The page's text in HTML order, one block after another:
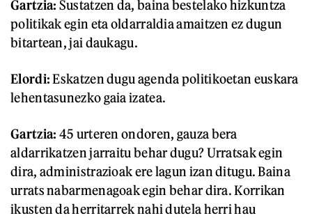
Gartzia: Sustatzen da, baina bestelako hizkuntza
politikak egin eta oldarraldia amaitzen ez dugun
bitartean, jai daukagu.
Elordi:Eskatzen dugu agenda politikoetan euskara
lehentasunezko gaia izatea.
Gartzia: 45 urteren ondoren, gauza bera
aldarrikatzen jarraitu behar dugu? Urratsak egin
dira, administrazioak ere lagun izan ditugu. Baina
urrats nabarmenagoak egin behar dira. Korrikan
ikusten da herritarrek nahi dutela herri hau